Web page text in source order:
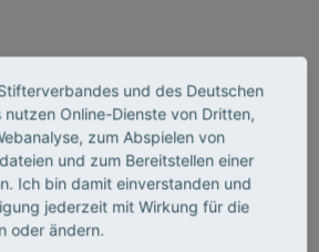
und Organisationsentwicklung.
mehr als 70 Hochschulen und drei
erfolgreich am Audit
und Auditoren
Institutionen bei der
und Umsetzung einer
ohne vorgegebene
und des Deutschen
Online-Dienste von Dritten,
zum Abspielen von
und zum Bereitstellen einer
Ich bin damit einverstanden und
jederzeit mit Wirkung für die
oder ändern.